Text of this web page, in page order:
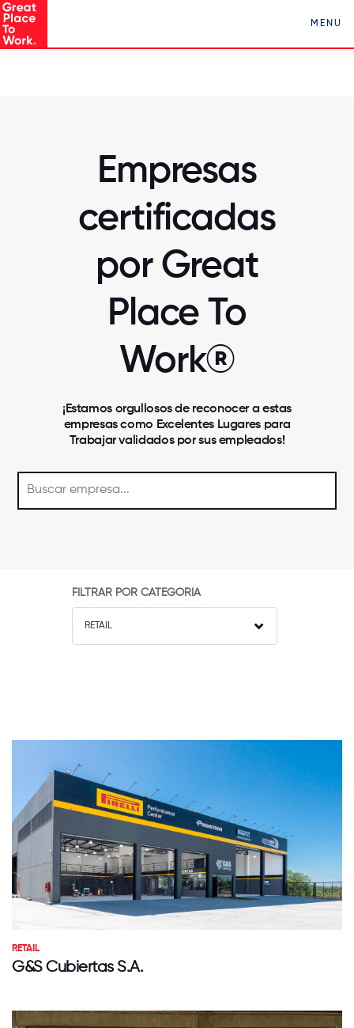
Conocé a Los Mejores Lugares para Trabajar en
MENU
Empresas
certificadas
por Great
Place To
Work®
¡Estamos orgullosos de reconocer a estas
empresas como Excelentes Lugares para
Trabajar validados por sus empleados!
FILTRAR POR CATEGORÍA
RETAIL
RETAIL
G&S Cubiertas S.A.